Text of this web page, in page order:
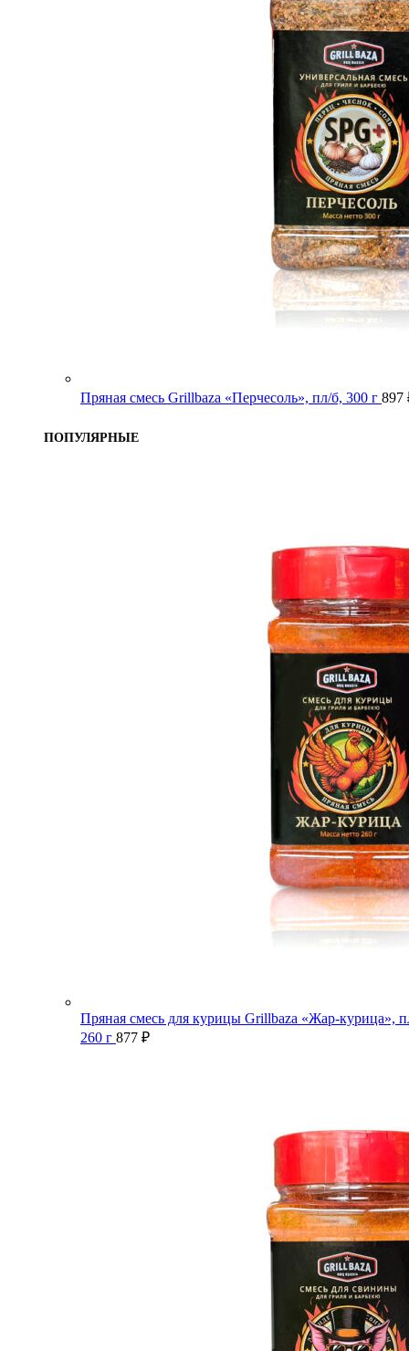
Пряная смесь Grillbaza «Перчесоль», пл/б, 300 г 897
ПОПУЛЯРНЫЕ
Пряная смесь для курицы Grillbaza «Жар-курица»,
260 г 877 ₽